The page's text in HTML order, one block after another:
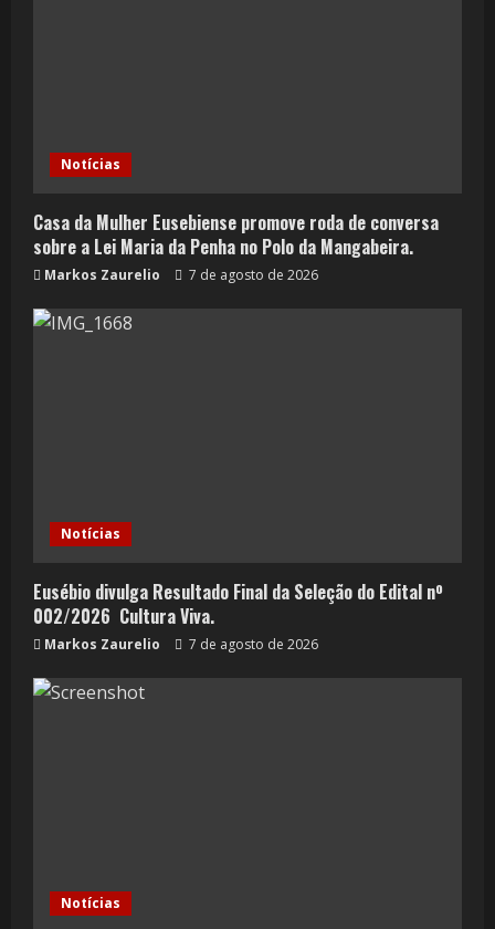
Notícias
Casa da Mulher Eusebiense promove roda de conversa
sobre a Lei Maria da Penha no Polo da Mangabeira.
Markos Zaurelio 7 de agosto de 2026
Notícias
Eusébio divulga Resultado Final da Seleção do Edital nº
002/2026  Cultura Viva.
Markos Zaurelio 7 de agosto de 2026
Notícias